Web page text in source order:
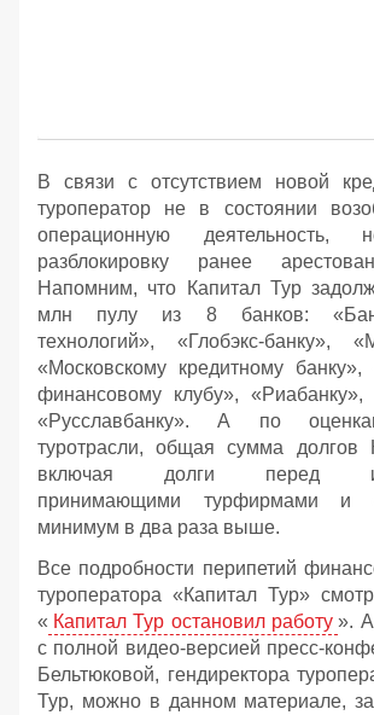
В связи с отсутствием новой
туроператор не в состоянии
операционную деятельность,
разблокировку ранее
Напомним, что Капитал Тур
млн пулу из 8 банков:
технологий», «Глобэкс-банку»,
«Московскому кредитному банку»,
финансовому клубу», «Риабанку»,
«Русславбанку». А по
туротрасли, общая сумма долгов
включая долги перед
принимающими турфирмами и
минимум в два раза выше.
Все подробности перипетий
туроператора «Капитал Тур»
« Капитал Тур остановил работу ». А
с полной видео-версией пресс-
Бельтюковой, гендиректора
Тур, можно в данном материале,